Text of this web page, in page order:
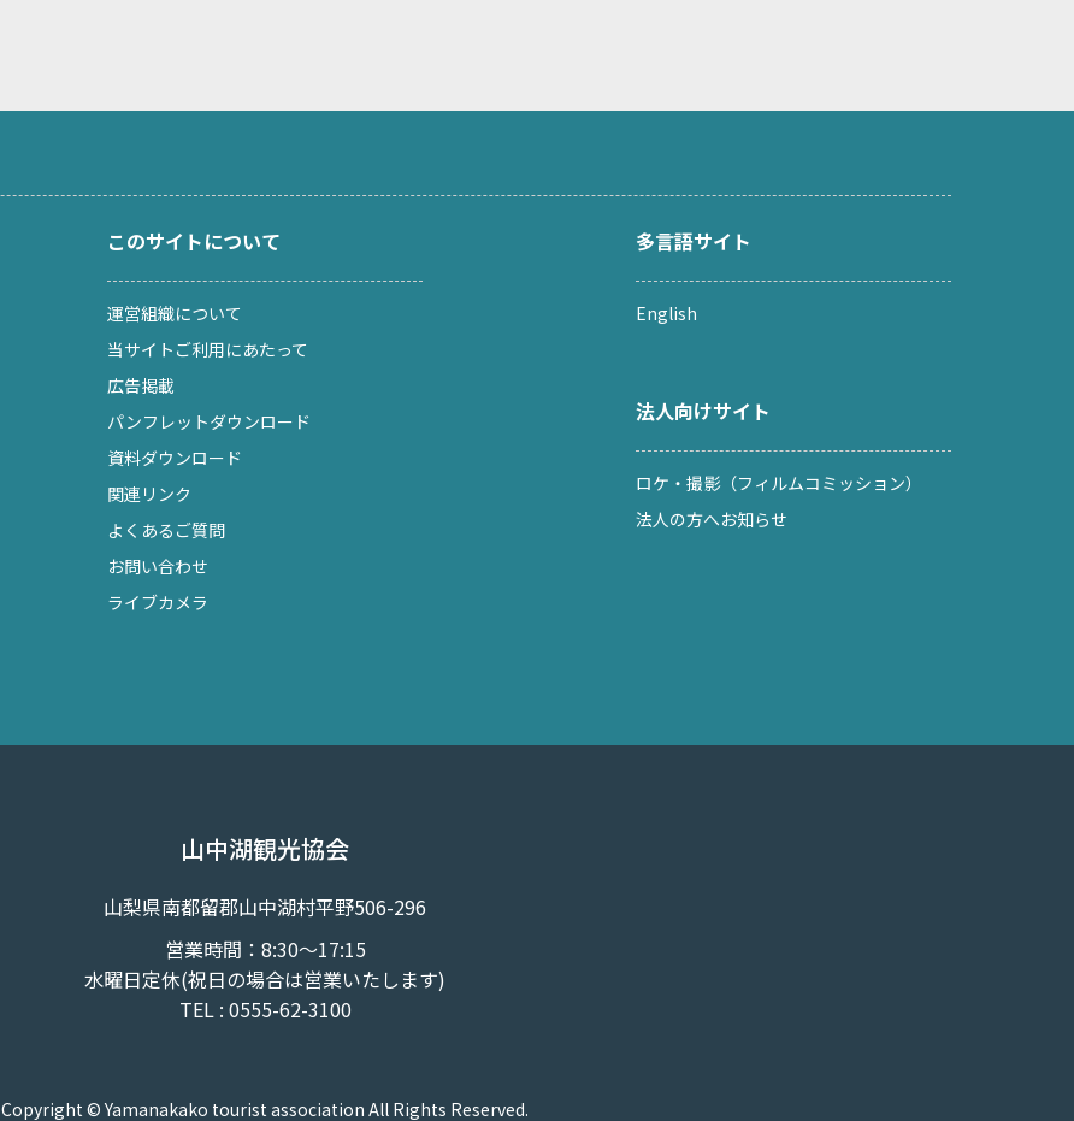
このサイトについて
運営組織について
当サイトご利用にあたって
広告掲載
パンフレットダウンロード
資料ダウンロード
関連リンク
よくあるご質問
お問い合わせ
ライブカメラ
多言語サイト
English
法人向けサイト
ロケ・撮影（フィルムコミッション）
法人の方へお知らせ
山中湖観光協会
山梨県南都留郡山中湖村平野506-296
営業時間：8:30～17:15
水曜日定休(祝日の場合は営業いたします)
TEL : 0555-62-3100
Copyright © Yamanakako tourist association All Rights Reserved.